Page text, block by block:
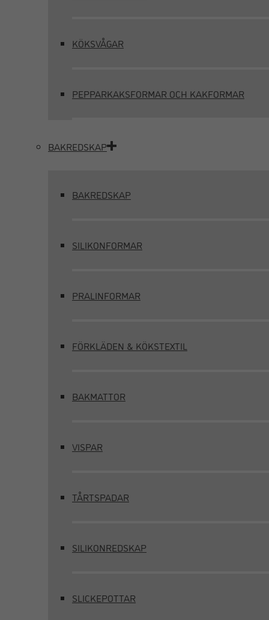
KÖKSVÅGAR
PEPPARKAKSFORMAR OCH KAKFORMAR
BAKREDSKAP
BAKREDSKAP
SILIKONFORMAR
PRALINFORMAR
FÖRKLÄDEN & KÖKSTEXTIL
BAKMATTOR
VISPAR
TÅRTSPADAR
SILIKONREDSKAP
SLICKEPOTTAR